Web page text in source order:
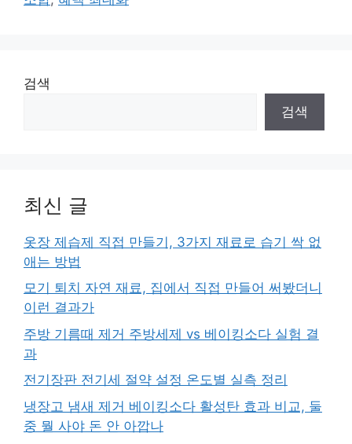
리
검색
검색
최신 글
옷장 제습제 직접 만들기, 3가지 재료로 습기 싹 없
애는 방법
모기 퇴치 자연 재료, 집에서 직접 만들어 써봤더니
이런 결과가
주방 기름때 제거 주방세제 vs 베이킹소다 실험 결
과
전기장판 전기세 절약 설정 온도별 실측 정리
냉장고 냄새 제거 베이킹소다 활성탄 효과 비교, 둘
중 뭘 사야 돈 안 아깝나